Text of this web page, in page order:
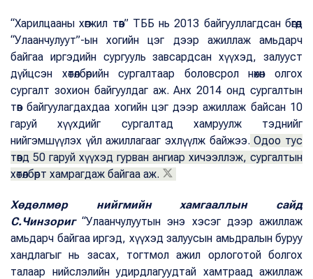
“Харилцааны хөгжил төв” ТББ нь 2013 байгууллагдсан бөгөөд
“Улаанчулуут”-ын хогийн цэг дээр ажиллаж амьдарч
байгаа иргэдийн сургууль завсардсан хүүхэд, залууст
дүйцсэн хөтөлбөрийн сургалтаар боловсрол нөхөн олгох
сургалт зохион байгуулдаг аж. Анх 2014 онд сургалтын
төв байгуулагдахдаа хогийн цэг дээр ажиллаж байсан 10
гаруй хүүхдийг сургалтад хамруулж тэднийг
нийгэмшүүлэх үйл ажиллагааг эхлүүлж байжээ. Одоо тус
төвд 50 гаруй хүүхэд гурван ангиар хичээллэж, сургалтын
хөтөлбөрт хамрагдаж байгаа аж.
Хөдөлмөр нийгмийн хамгааллын сайд
С.Чинзориг“Улаанчулуутын энэ хэсэг дээр ажиллаж
амьдарч байгаа иргэд, хүүхэд залуусын амьдралын буруу
хандлагыг нь засах, тогтмол ажил орлоготой болгох
талаар нийслэлийн удирдлагуудтай хамтраад ажиллаж